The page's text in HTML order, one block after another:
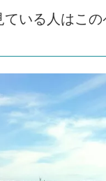
ている人はこ